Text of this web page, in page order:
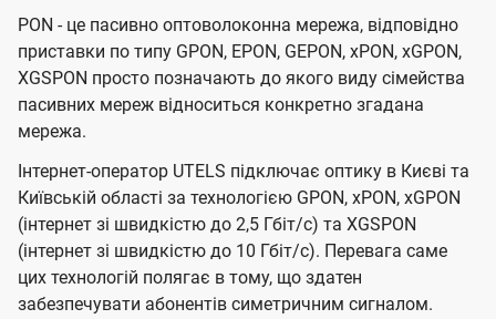
PON - це пасивно оптоволоконна мережа, відповідно
приставки по типу GPON, EPON, GEPON, xPON, xGPON,
XGSPON просто позначають до якого виду сімейства
пасивних мереж відноситься конкретно згадана
мережа.
Інтернет-оператор UTELS підключає оптику в Києві та
Київській області за технологією GPON, xPON, xGPON
(інтернет зі швидкістю до 2,5 Гбіт/с) та XGSPON
(інтернет зі швидкістю до 10 Гбіт/с). Перевага саме
цих технологій полягає в тому, що здатен
забезпечувати абонентів симетричним сигналом.